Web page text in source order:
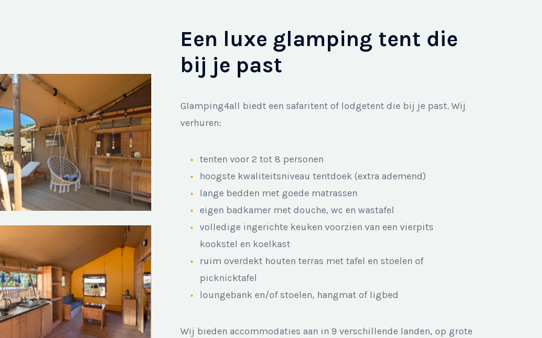
Een luxe glamping tent die
bij je past
Glamping4all biedt een safaritent of lodgetent die bij je past. Wij
verhuren:
tenten voor 2 tot 8 personen
hoogste kwaliteitsniveau tentdoek (extra ademend)
lange bedden met goede matrassen
eigen badkamer met douche, wc en wastafel
volledige ingerichte keuken voorzien van een vierpits
kookstel en koelkast
ruim overdekt houten terras met tafel en stoelen of
picknicktafel
loungebank en/of stoelen, hangmat of ligbed
Wij bieden accommodaties aan in 9 verschillende landen, op grote